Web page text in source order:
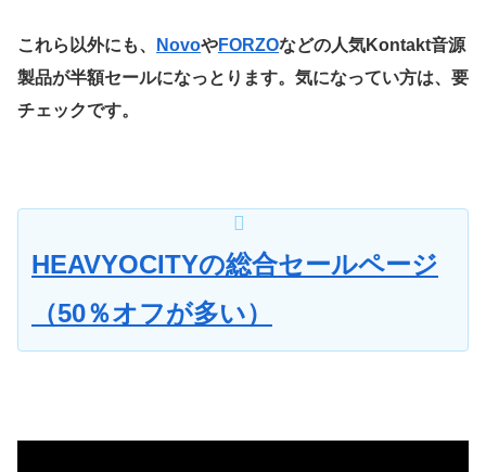
これら以外にも、 NovoやFORZOなどの人気Kontakt音源
製品が半額セールになっとります。気になってい方は、要
チェックです。
HEAVYOCITYの総合セールページ
（50％オフが多い）